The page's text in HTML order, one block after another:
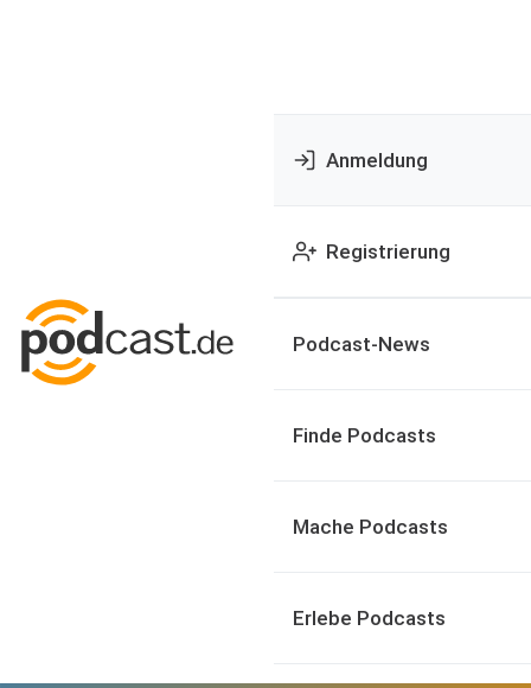
Anmeldung
Registrierung
Podcast-News
Finde Podcasts
Mache Podcasts
Erlebe Podcasts